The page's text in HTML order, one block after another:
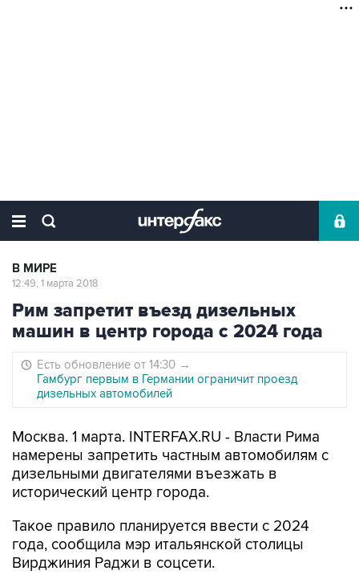
В МИРЕ
12:49, 1 марта 2018
Рим запретит въезд дизельных
машин в центр города с 2024 года
Есть обновление от 14:30 →
Гамбург первым в Германии ограничит проезд
дизельных автомобилей
Москва. 1 марта. INTERFAX.RU - Власти Рима
намерены запретить частным автомобилям с
дизельными двигателями въезжать в
исторический центр города.
Такое правило планируется ввести с 2024
года, сообщила мэр итальянской столицы
Вирджиния Раджи в соцсети.